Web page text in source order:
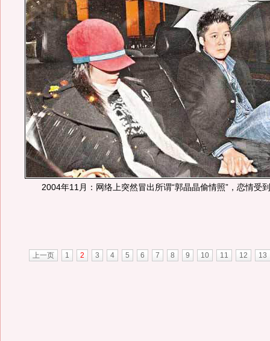
2004年11月：网络上突然冒出所谓“郭晶晶偷情照”，恋情受
上一页 1 2 3 4 5 6 7 8 9 10 11 12 13